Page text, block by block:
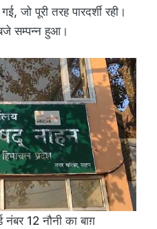
जो पूरी तरह पारदर्शी रही।
सम्पन्न हुआ।
12 नौनी का बाग़